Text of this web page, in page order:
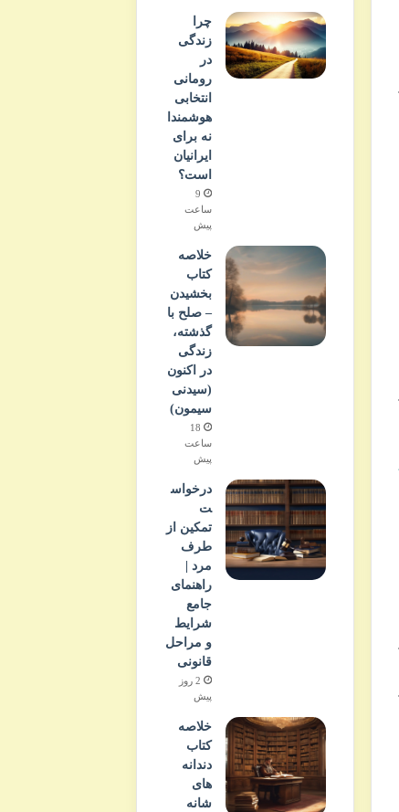
چرا
زندگی
در
رومانی
انتخابی
هوشمندا
نه برای
ایرانیان
است؟
9
ساعت
پیش
خلاصه
کتاب
بخشیدن
– صلح با
گذشته،
زندگی
در اکنون
(سیدنی
سیمون)
18
ساعت
پیش
درخواس
ت
تمکین از
طرف
مرد |
راهنمای
جامع
شرایط
و مراحل
قانونی
2 روز
پیش
خلاصه
کتاب
دندانه
های
شانه